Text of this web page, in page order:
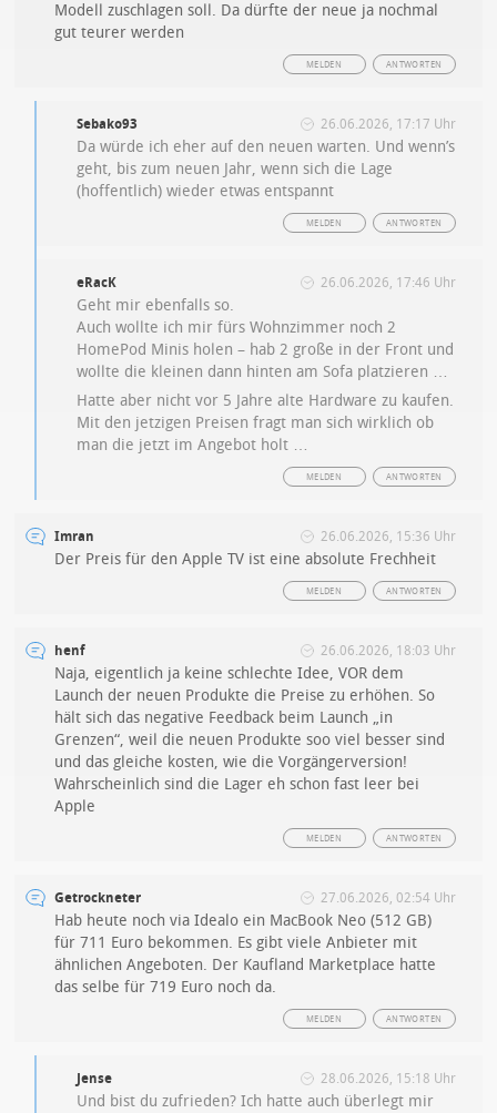
Modell zuschlagen soll. Da dürfte der neue ja nochmal
gut teurer werden
ANTWORTEN
MELDEN
Sebako93 26.06.2026, 17:17 Uhr
Da würde ich eher auf den neuen warten. Und wenn’s
geht, bis zum neuen Jahr, wenn sich die Lage
(hoffentlich) wieder etwas entspannt
ANTWORTEN
MELDEN
eRacK 26.06.2026, 17:46 Uhr
Geht mir ebenfalls so.
Auch wollte ich mir fürs Wohnzimmer noch 2
HomePod Minis holen – hab 2 große in der Front und
wollte die kleinen dann hinten am Sofa platzieren …
Hatte aber nicht vor 5 Jahre alte Hardware zu kaufen.
Mit den jetzigen Preisen fragt man sich wirklich ob
man die jetzt im Angebot holt …
ANTWORTEN
MELDEN
Imran 26.06.2026, 15:36 Uhr
Der Preis für den Apple TV ist eine absolute Frechheit
ANTWORTEN
MELDEN
henf 26.06.2026, 18:03 Uhr
Naja, eigentlich ja keine schlechte Idee, VOR dem
Launch der neuen Produkte die Preise zu erhöhen. So
hält sich das negative Feedback beim Launch „in
Grenzen“, weil die neuen Produkte soo viel besser sind
und das gleiche kosten, wie die Vorgängerversion!
Wahrscheinlich sind die Lager eh schon fast leer bei
Apple
ANTWORTEN
MELDEN
Getrockneter 27.06.2026, 02:54 Uhr
Hab heute noch via Idealo ein MacBook Neo (512 GB)
für 711 Euro bekommen. Es gibt viele Anbieter mit
ähnlichen Angeboten. Der Kaufland Marketplace hatte
das selbe für 719 Euro noch da.
ANTWORTEN
MELDEN
Jense 28.06.2026, 15:18 Uhr
Und bist du zufrieden? Ich hatte auch überlegt mir